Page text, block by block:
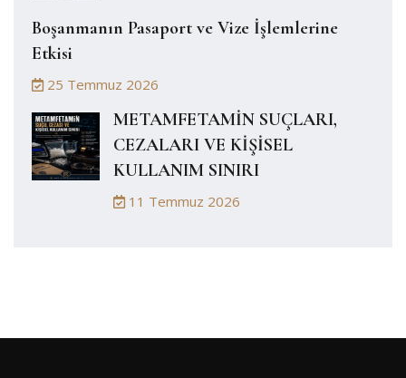
Boşanmanın Pasaport ve Vize İşlemlerine
Etkisi
25 Temmuz 2026
METAMFETAMİN SUÇLARI,
CEZALARI VE KİŞİSEL
KULLANIM SINIRI
11 Temmuz 2026